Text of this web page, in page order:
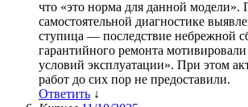
что «это норма для данной модели».
самостоятельной диагностике
ступица — последствие небрежной
гарантийного ремонта
условий эксплуатации». При этом
работ до сих пор не предоставили.
Ответить ↓